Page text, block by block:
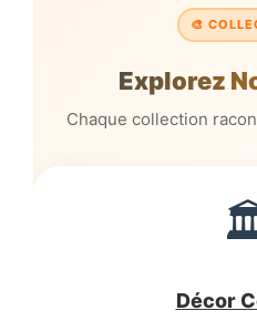
820,00€.
2
🎨
Explorez
Chaque collection
Décor